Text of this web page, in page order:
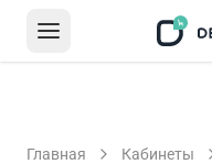
Главная Кабинеты